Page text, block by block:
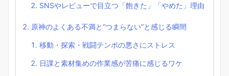
SNSやレビューで目立つ「飽きた」「やめた」理由
原神のよくある不満と“つまらない”と感じる瞬間
移動・探索・戦闘テンポの悪さにストレス
日課と素材集めの作業感が苦痛に感じるワケ